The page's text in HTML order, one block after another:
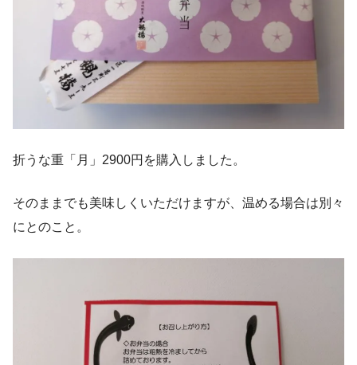
折うな重「月」2900円を購入しました。
そのままでも美味しくいただけますが、温める場合は別々
にとのこと。